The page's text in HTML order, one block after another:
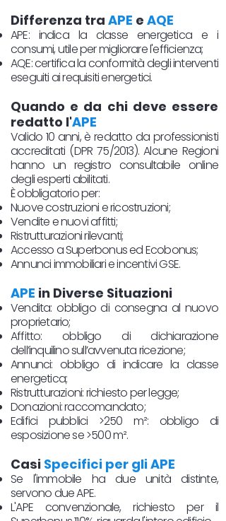
Differenza tra APE e AQE
APE: indica la classe energetica e i
consumi, utile per migliorare l'efficienza;
AQE: certifica la conformità degli interventi
eseguiti ai requisiti energetici.
Quando e da chi deve essere
redatto l'APE
Valido 10 anni, è redatto da professionisti
accreditati (DPR 75/2013). Alcune Regioni
hanno un registro consultabile online
degli esperti abilitati.
È obbligatorio per:
Nuove costruzioni e ricostruzioni;
Vendite e nuovi affitti;
Ristrutturazioni rilevanti;
Accesso a Superbonus ed Ecobonus;
Annunci immobiliari e incentivi GSE.
APE in Diverse Situazioni
Vendita: obbligo di consegna al nuovo
proprietario;
Affitto: obbligo di dichiarazione
dell’inquilino sull’avvenuta ricezione;
Annunci: obbligo di indicare la classe
energetica;
Ristrutturazioni: richiesto per legge;
Donazioni: raccomandato;
Edifici pubblici >250 m²: obbligo di
esposizione se >500 m².
Casi Specifici per gli APE
Se l'immobile ha due unità distinte,
servono due APE.
L'APE convenzionale, richiesto per il